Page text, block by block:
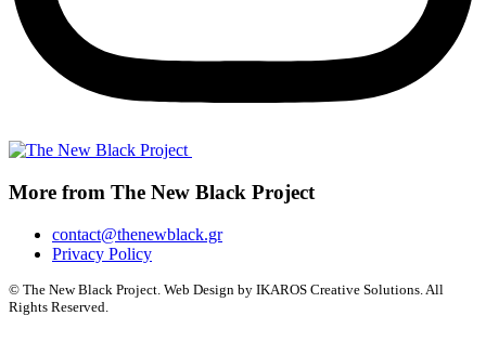
More from The New Black Project
contact@thenewblack.gr
Privacy Policy
© The New Black Project. Web Design by IKAROS Creative Solutions. All
Rights Reserved.